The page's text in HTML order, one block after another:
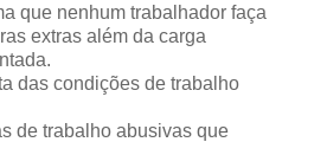
que nenhum trabalhador faça
extras além da carga
das condições de trabalho
de trabalho abusivas que